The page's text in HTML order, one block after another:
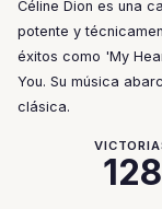
Céline Dion es una
potente y
éxitos como 'My
You. Su música
clásica.
128